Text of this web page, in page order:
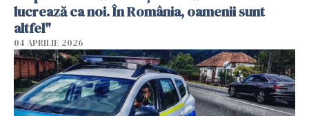
lucrează ca noi. În România, oamenii sunt
altfel"
04 APRILIE 2026